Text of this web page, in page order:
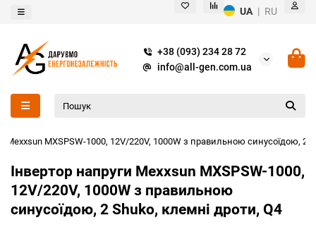
UA | RU
+38 (093) 234 28 72
info@all-gen.com.ua
Mexxsun MXSPSW-1000, 12V/220V, 1000W з правильною синусоїдою, 2
Інвертор напруги Mexxsun MXSPSW-1000,
12V/220V, 1000W з правильною
синусоїдою, 2 Shuko, клемні дроти, Q4